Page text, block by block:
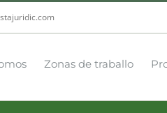
Zonas de traballo